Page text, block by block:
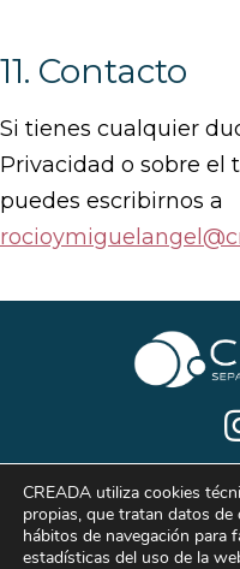
11. Contacto
Si tienes cualquier
Privacidad o sobre el
puedes escribirnos a
CREADA utiliza cookies
propias, que tratan datos
hábitos de navegación para
estadísticas del uso de la